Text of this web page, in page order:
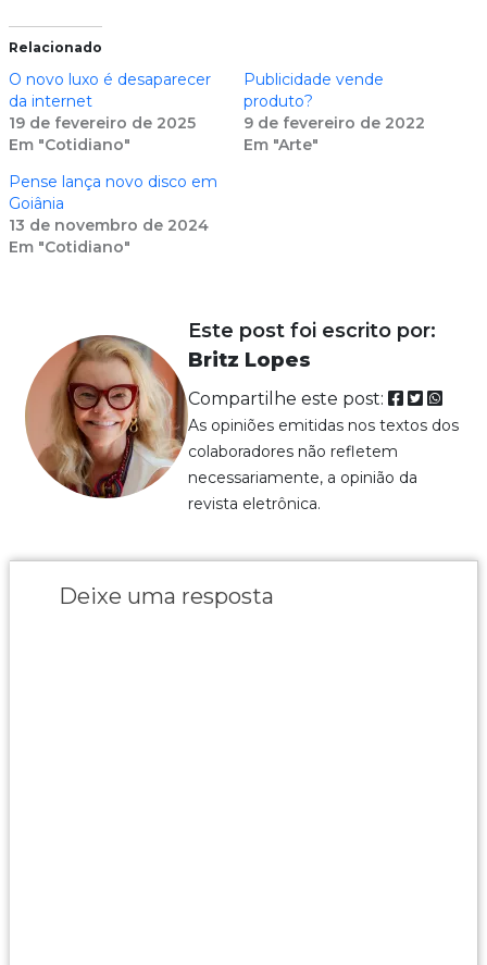
Relacionado
O novo luxo é desaparecer
da internet
19 de fevereiro de 2025
Em "Cotidiano"
Publicidade vende
produto?
9 de fevereiro de 2022
Em "Arte"
Pense lança novo disco em
Goiânia
13 de novembro de 2024
Em "Cotidiano"
Este post foi escrito por:
Britz Lopes
Compartilhe este post:
As opiniões emitidas nos textos dos
colaboradores não refletem
necessariamente, a opinião da
revista eletrônica.
Deixe uma resposta